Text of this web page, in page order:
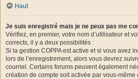
Haut
Je suis enregistré mais je ne peux pas me
Vérifiez, en premier, votre nom d’utilisateur et
corrects, il y a deux possibilités :
Si la gestion COPPA est active et si vous avez
lors de l’enregistrement, alors vous devrez
courriel. Certains forums peuvent également
création de compte soit activée par vous-